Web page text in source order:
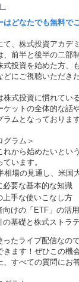
どなたでも無料で
て、株式投資アカデ
、前半と後半の二部
式投資を始めた方、
どにご視聴いただき
株式投資に慣れてい
ケットの全体的な話
ラムとなっております
グラム＞
れから始めたいとい
います。
相場の見通し、米国
必要な基本的な知識
上手な使いこなし方
向けの「ETF」の活
の基礎と株式ストラ
ったライブ配信なの
きます！ぜひこの機
、すべての質問にお